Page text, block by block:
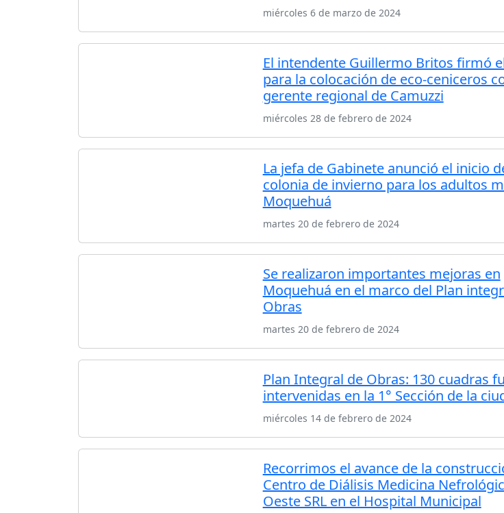
miércoles 6 de marzo de 2024
El intendente Guillermo Britos firmó
para la colocación de eco-ceniceros
gerente regional de Camuzzi
miércoles 28 de febrero de 2024
La jefa de Gabinete anunció el inicio
colonia de invierno para los adultos
Moquehuá
martes 20 de febrero de 2024
Se realizaron importantes mejoras en
Moquehuá en el marco del Plan
Obras
martes 20 de febrero de 2024
Plan Integral de Obras: 130 cuadras
intervenidas en la 1° Sección de la
miércoles 14 de febrero de 2024
Recorrimos el avance de la
Centro de Diálisis Medicina
Oeste SRL en el Hospital Municipal